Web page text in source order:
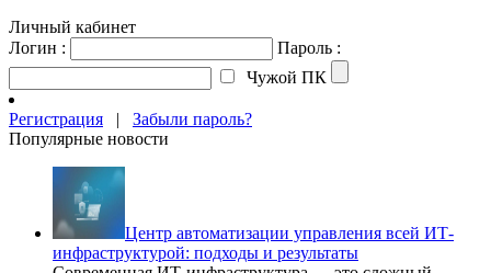
Личный кабинет
Логин :
Пароль :
Чужой ПК
Регистрация | Забыли пароль?
Популярные новости
Центр автоматизации управления всей ИТ-
инфраструктурой: подходы и результаты